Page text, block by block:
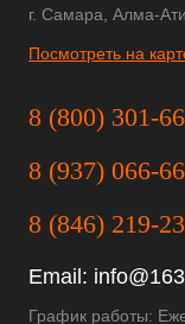
г. Самара, Алма-
Посмотреть на
8 (800) 301-
8 (937) 066-
8 (846) 219-
Email:
График работы: